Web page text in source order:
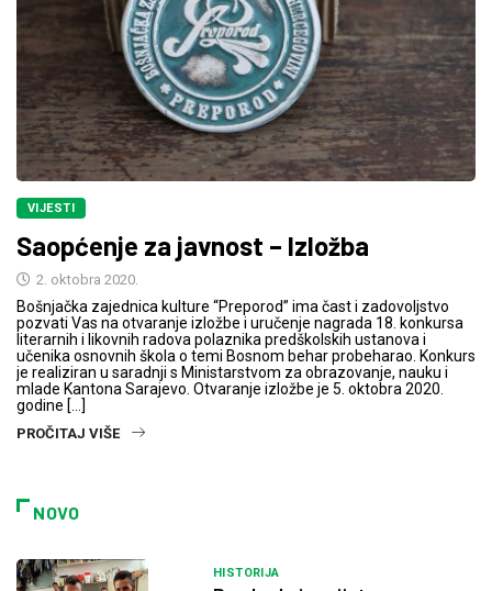
VIJESTI
Saopćenje za javnost – Izložba
2. oktobra 2020.
Bošnjačka zajednica kulture “Preporod” ima čast i zadovoljstvo
pozvati Vas na otvaranje izložbe i uručenje nagrada 18. konkursa
literarnih i likovnih radova polaznika predškolskih ustanova i
učenika osnovnih škola o temi Bosnom behar probeharao. Konkurs
je realiziran u saradnji s Ministarstvom za obrazovanje, nauku i
mlade Kantona Sarajevo. Otvaranje izložbe je 5. oktobra 2020.
godine […]
PROČITAJ VIŠE
NOVO
HISTORIJA